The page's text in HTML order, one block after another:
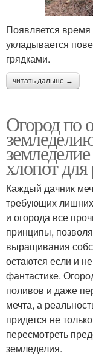
Появляется
укладывается
грядками.
читать дальше →
Огород по
хлопот
Каждый дачник
требующих
и огорода все
принципы,
выращивания
остаются если и
фантастике.
поливов и даже
мечта, а
придется не
пересмотреть
земледелия.